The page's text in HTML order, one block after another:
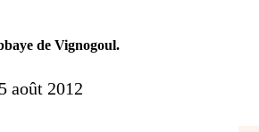
de Vignogoul.
août 2012